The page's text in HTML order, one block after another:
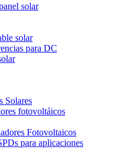
solar
solar
para DC
Solares
fotovoltáicos
Fotovoltaicos
para aplicaciones